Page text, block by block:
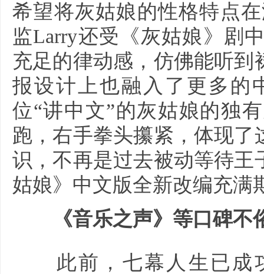
希望将灰姑娘的性格特点
监Larry还受《灰姑娘》剧
充足的律动感，仿佛能听
报设计上也融入了更多的
位“讲中文”的灰姑娘的独
跑，右手拳头攥紧，体现
识，不再是过去被动等待
姑娘》中文版全新改编充满
《音乐之声》等口碑不
此前，七幕人生已成